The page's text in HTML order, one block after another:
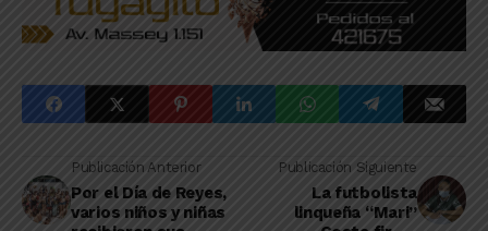
Publicación Anterior
Por el Día de Reyes,
varios niños y niñas
Publicación Siguiente
La futbolista
linqueña “Mari”